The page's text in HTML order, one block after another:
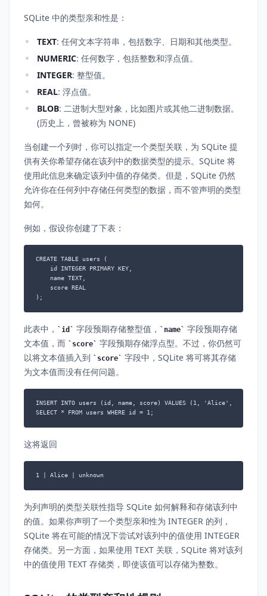
SQLite 中的类型亲和性是：
TEXT: 任何文本字符串，包括数字、日期和其他类型。
NUMERIC: 任何数字，包括整数和浮点值。
INTEGER: 整型值。
REAL: 浮点值。
BLOB: 二进制大型对象，比如图片或其他二进制数据。
(历史上，曾被称为 NONE)
当创建一个列时，你可以指定一个类型关联，为 SQLite 提
供有关你希望存储在该列中的数据类型的提示。SQLite 将
使用此信息来确定该列中值的存储类。但是，SQLite 仍然
允许你在任何列中存储任何类型的数据，而不管声明的类型
如何。
例如，假设你创建了下表：
CREATE TABLE users (
    id INTEGER PRIMARY KEY,
    name TEXT,
    score REAL
);
此表中， id 字段预期存储整型值， name
字段预期存储
文本值，而
score
字段预期存储浮点型。不过，你仍然可
以将文本值插入到
score
字段中，SQLite 将可将其存储
为文本值而没有任何问题。
INSERT INTO users (id, name, score) VALUES (1, 'Alice',
SELECT * FROM users WHERE id = 1;
这将返回
1 | Alice | unknown
为列声明的类型关联性指导 SQLite 如何解释和存储该列中
的值。如果你声明了一个类型亲和性为 INTEGER 的列，
SQLite 将在可能的情况下尝试对该列中的值使用 INTEGER
存储类。另一方面，如果使用 TEXT 关联，SQLite 将对该列
中的值使用 TEXT 存储类，即使该值可以存储为整数。